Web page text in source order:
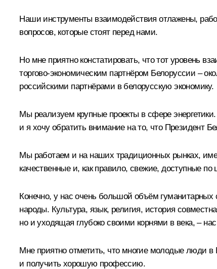
Наши инструменты взаимодействия отлажены,
вопросов, которые стоят перед нами.
Но мне приятно констатировать, что тот уровень
торгово-экономическим партнёром Белоруссии –
российскими партнёрами в белорусскую экономику.
Мы реализуем крупные проекты в сфере
и я хочу обратить внимание на то, что Президент
Мы работаем и на наших традиционных рынках,
качественные и, как правило, свежие, доступные по
Конечно, у нас очень большой объём
народы. Культура, язык, религия, история
но и уходящая глубоко своими корнями в века, –
Мне приятно отметить, что многие молодые люди в
и получить хорошую профессию.